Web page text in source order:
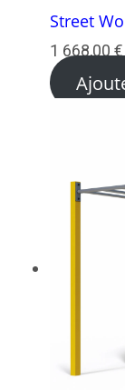
Street
1 668,00€